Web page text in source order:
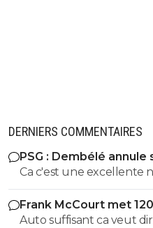
DERNIERS COMMENTAIRES
PSG : Dembélé
Ca c'est une excellente
Frank McCourt met
Auto suffisant ca veut